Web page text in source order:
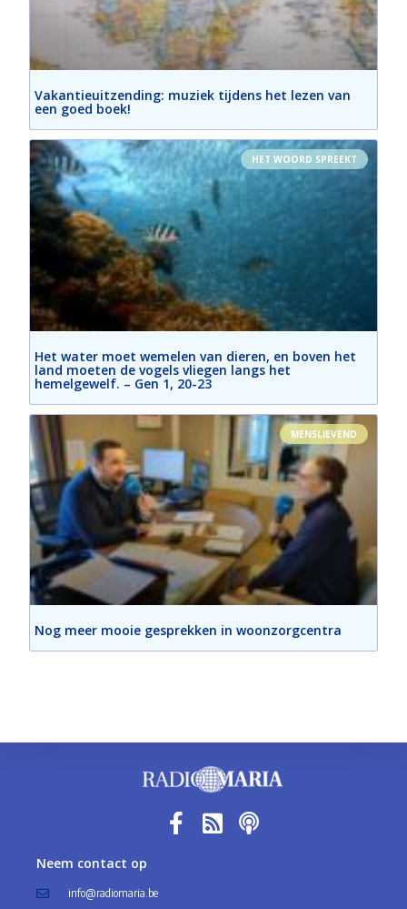
Vakantieuitzending: muziek tijdens het lezen van
een goed boek!
HET WOORD SPREEKT
Het water moet wemelen van dieren, en boven het
land moeten de vogels vliegen langs het
hemelgewelf. – Gen 1, 20-23
MENSLIEVEND
Nog meer mooie gesprekken in woonzorgcentra
Neem contact op
info@radiomaria.be